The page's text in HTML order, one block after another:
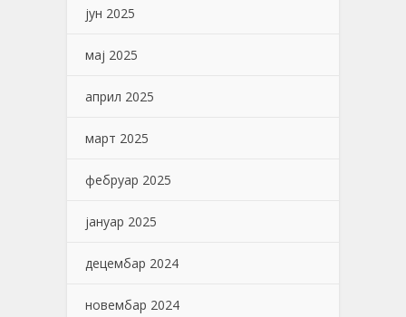
јун 2025
мај 2025
април 2025
март 2025
фебруар 2025
јануар 2025
децембар 2024
новембар 2024